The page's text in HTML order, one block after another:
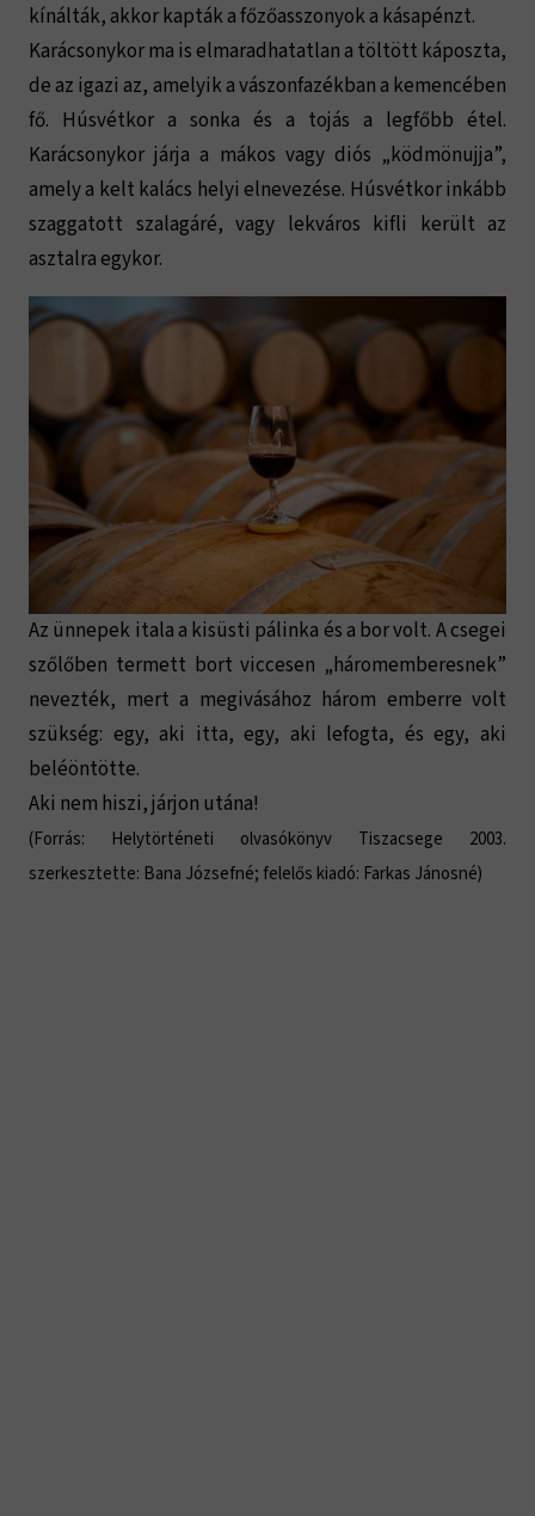
kínálták, akkor kapták a főzőasszonyok a kásapénzt.
Karácsonykor ma is elmaradhatatlan a töltött káposzta,
de az igazi az, amelyik a vászonfazékban a kemencében
fő. Húsvétkor a sonka és a tojás a legfőbb étel.
Karácsonykor járja a mákos vagy diós „ködmönujja”,
amely a kelt kalács helyi elnevezése. Húsvétkor inkább
szaggatott szalagáré, vagy lekváros kifli került az
asztalra egykor.
Az ünnepek itala a kisüsti pálinka és a bor volt. A csegei
szőlőben termett bort viccesen „háromemberesnek”
nevezték, mert a megivásához három emberre volt
szükség: egy, aki itta, egy, aki lefogta, és egy, aki
beléöntötte.
Aki nem hiszi, járjon utána!
(Forrás: Helytörténeti olvasókönyv Tiszacsege 2003.
szerkesztette: Bana Józsefné; felelős kiadó: Farkas Jánosné)